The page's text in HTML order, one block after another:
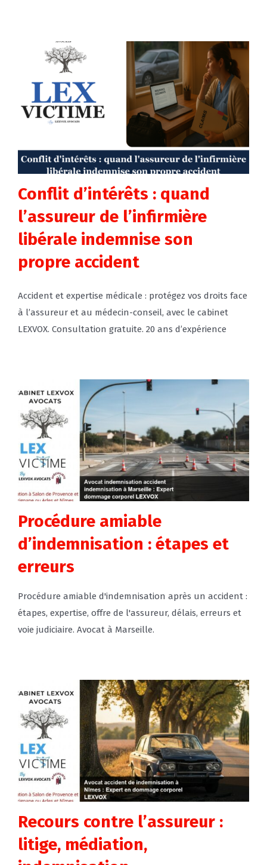
Conflit d’intérêts : quand
l’assureur de l’infirmière
libérale indemnise son
propre accident
Accident et expertise médicale : protégez vos droits face
à l’assureur et au médecin-conseil, avec le cabinet
LEXVOX. Consultation gratuite. 20 ans d’expérience
Procédure amiable
d’indemnisation : étapes et
erreurs
Procédure amiable d'indemnisation après un accident :
étapes, expertise, offre de l'assureur, délais, erreurs et
voie judiciaire. Avocat à Marseille.
Recours contre l’assureur :
litige, médiation,